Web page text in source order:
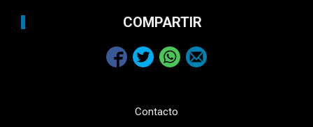
COMPARTIR
Contacto